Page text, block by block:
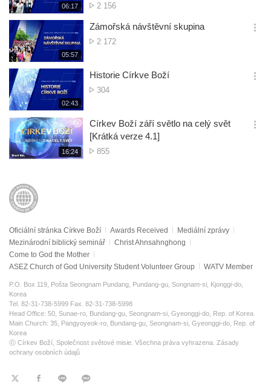
재
생
간
06:17
Počet
2 156
기
재
생
간
05:57
Zámořská návštěvní skupina
Počet
2 172
옵
기
재
생
시
간
02:43
Historie Církve Boží
Počet
304
옵
기
재
생
16:24
Církev Boží září světlo na celý svět
[Krátká verze 4.1]
Počet
855
옵
Oficiální stránka Církve Boží Awards Received
Mediální zprávy
Mezinárodní biblický seminář
Christ Ahnsahnghong
Come to God the Mother
ASEZ Church of God University Student Volunteer Group
WATV Member
P.O. Box 119, Pošta Seongnam Pundang, Pundang-gu, Songnam-si, Kjonggi-do,
Korea
Tel. 82-31-738-5999 Fax. 82-31-738-5998
Head Office: 50, Sunae-ro, Bundang-gu, Seongnam-si, Gyeonggi-do, Rep. of Korea
Main Church: 35, Pangyoyeok-ro, Bundang-gu, Seongnam-si, Gyeonggi-do, Rep. of
Korea
ⓒ Církev Boží, Společnost světové misie. Všechna práva vyhrazena. Zásady
ochrany osobních údajů
트
페
라
KaKao